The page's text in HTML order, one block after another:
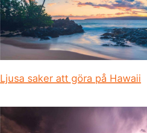
Ljusa saker att göra på Hawaii